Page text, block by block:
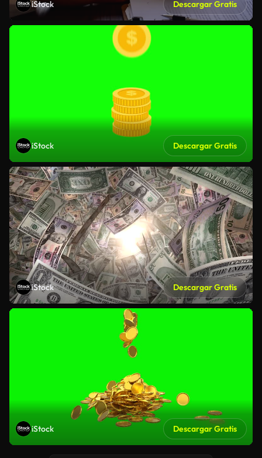
iStock Descargar Gratis
iStock Descargar Gratis
iStock Descargar Gratis
iStock Descargar Gratis